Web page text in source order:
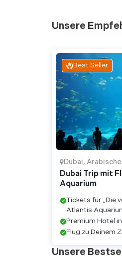
Unsere
Best Seller
Dubai,
Dubai Trip mit
Aquarium
Tickets für „Die
Atlantis
Premium Hotel
Flug zu Deinem
Unsere